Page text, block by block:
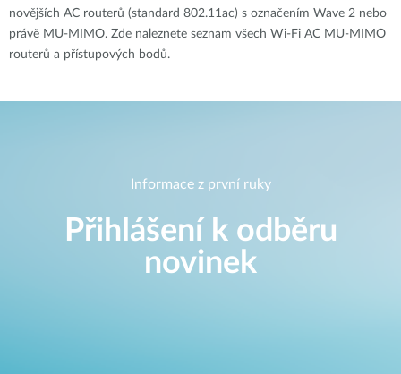
novějších AC routerů (standard 802.11ac) s označením Wave 2 nebo
právě MU-MIMO. Zde naleznete seznam všech Wi-Fi AC MU-MIMO
routerů a přístupových bodů.
Informace z první ruky
Přihlášení k odběru
novinek